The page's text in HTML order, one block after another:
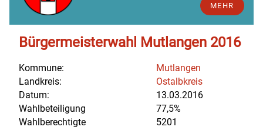
MEHR
Bürgermeisterwahl Mutlangen 2016
Kommune:
Mutlangen
Landkreis:
Ostalbkreis
Datum:
13.03.2016
Wahlbeteiligung
77,5%
Wahlberechtigte
5201